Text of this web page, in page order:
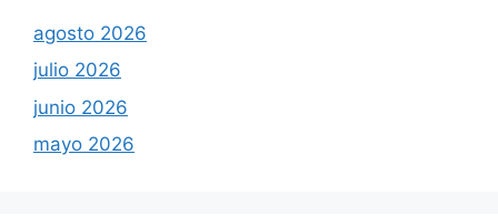
agosto 2026
julio 2026
junio 2026
mayo 2026